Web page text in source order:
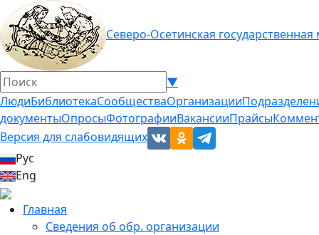
Северо-Осетинская
▼
ЛюдиБиблиотекаСообществаОрганизации
документыОпросыФотографииВакансииПрайсы
Версия для слабовидящих
Рус
Eng
Главная
Сведения об обр. организации